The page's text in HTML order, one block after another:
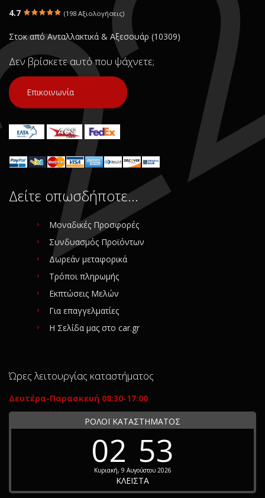
4.7 (198 Αξιολογήσεις)
Στοκ από Ανταλλακτικά & Αξεσουάρ (10309)
Δεν βρίσκετε αυτό που ψάχνετε;
Επικοινωνία
Δείτε οπωσδήποτε…
Μοναδικές Προσφορές
Συνδυασμός Προϊόντων
Δωρεάν μεταφορικά
Τρόποι πληρωμής
Εκπτώσεις Μελών
Για επαγγελματίες
Η Σελίδα μας στο car.gr
Ώρες λειτουργίας καταστήματος
Δευτέρα-Παρασκευή 08:30-17:00
ΡΟΛΟΪ ΚΑΤΑΣΤΗΜΑΤΟΣ
02 53
Κυριακή, 9 Αυγούστου 2026
ΚΛΕΙΣΤΑ